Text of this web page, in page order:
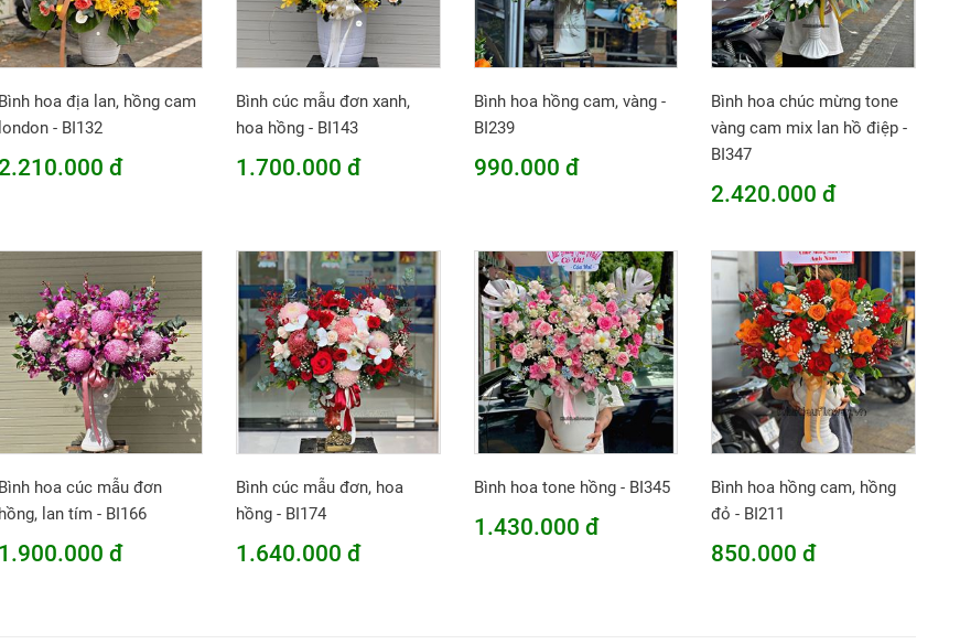
Bình hoa địa lan, hồng cam
london - BI132
đ
Bình cúc mẫu đơn xanh,
hoa hồng - BI143
1.700.000 đ
Bình hoa hồng cam, vàng -
BI239
990.000 đ
Bình hoa chúc mừng tone
vàng cam mix lan hồ điệp -
BI347
2.420.000 đ
Bình hoa cúc mẫu đơn
hồng, lan tím - BI166
1.900.000 đ
Bình cúc mẫu đơn, hoa
hồng - BI174
1.640.000 đ
Bình hoa tone hồng - BI345
1.430.000 đ
Bình hoa hồng cam, hồng
đỏ - BI211
850.000 đ